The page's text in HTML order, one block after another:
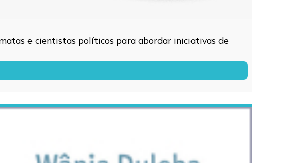
e cientistas políticos para abordar iniciativas de